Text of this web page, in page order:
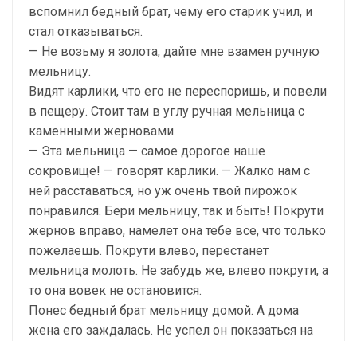
вспомнил бедный брат, чему его старик учил, и
стал отказываться.
— Не возьму я золота, дайте мне взамен ручную
мельницу.
Видят карлики, что его не переспоришь, и повели
в пещеру. Стоит там в углу ручная мельница с
каменными жерновами.
— Эта мельница — самое дорогое наше
сокровище! — говорят карлики. — Жалко нам с
ней расставаться, но уж очень твой пирожок
понравился. Бери мельницу, так и быть! Покрути
жернов вправо, намелет она тебе все, что только
пожелаешь. Покрути влево, перестанет
мельница молоть. Не забудь же, влево покрути, а
то она вовек не остановится.
Понес бедный брат мельницу домой. А дома
жена его заждалась. Не успел он показаться на